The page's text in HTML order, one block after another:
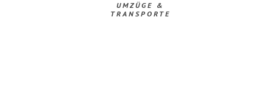
UMZÜGE &
TRANSPORTE